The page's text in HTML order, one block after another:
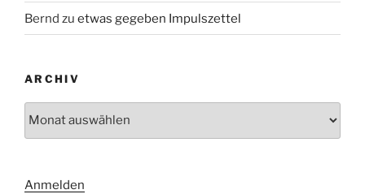
Bernd zu etwas gegeben Impulszettel
ARCHIV
Anmelden